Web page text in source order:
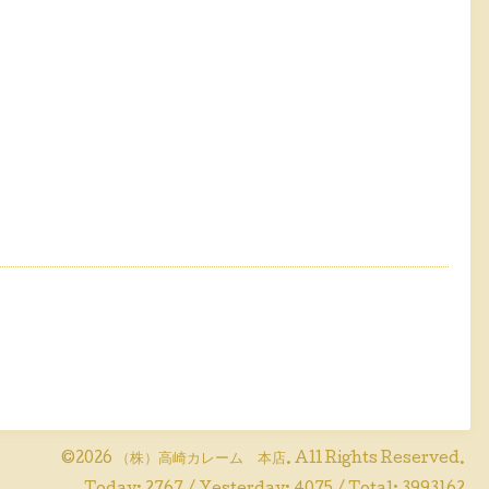
©2026 （株）高崎カレーム 本店. All Rights Reserved.